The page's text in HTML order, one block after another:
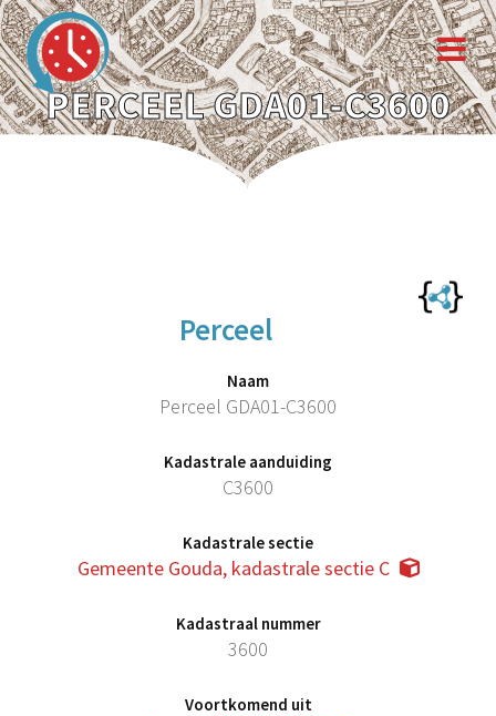
PERCEEL GDA01-C3600
Perceel
Naam
Perceel GDA01-C3600
Kadastrale aanduiding
C3600
Kadastrale sectie
Gemeente Gouda, kadastrale sectie C
Kadastraal nummer
3600
Voortkomend uit